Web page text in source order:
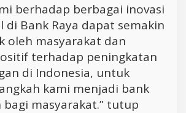
berhadap berbagai inovasi
Bank Raya dapat semakin
oleh masyarakat dan
terhadap peningkatan
di Indonesia, untuk
kami menjadi bank
masyarakat.” tutup